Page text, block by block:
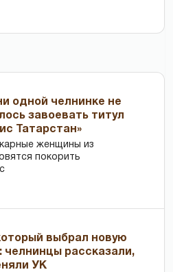
одной челнинке не
завоевать титул
Татарстан»
женщины из
покорить
выбрал новую
челнинцы рассказали,
УК